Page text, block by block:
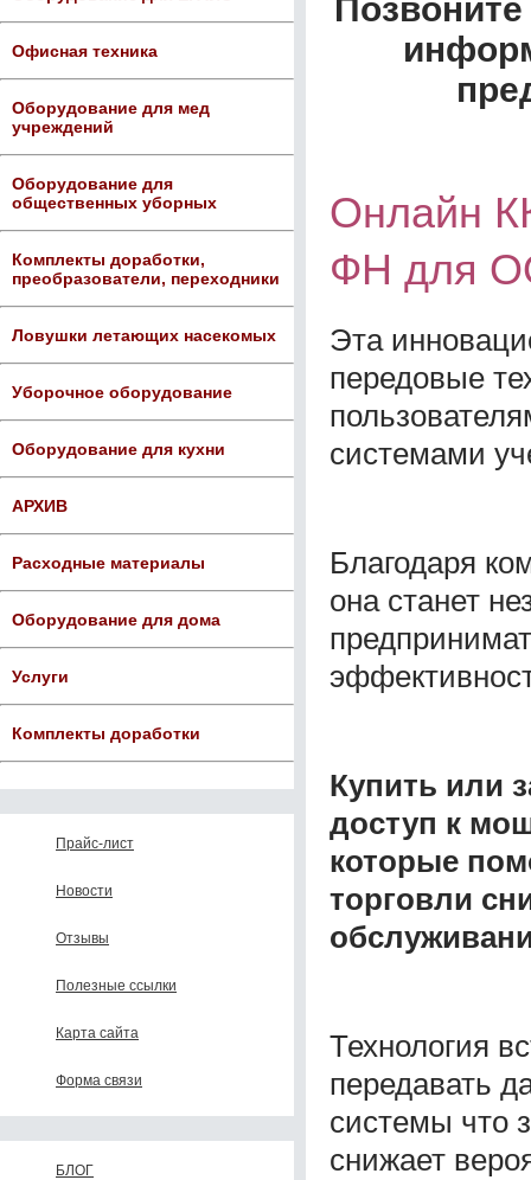
Офисная техника
Оборудование для мед
учреждений
Оборудование для
общественных уборных
Комплекты доработки,
преобразователи, переходники
Ловушки летающих насекомых
Уборочное оборудование
Оборудование для кухни
АРХИВ
Расходные материалы
Оборудование для дома
Услуги
Комплекты доработки
Прайс-лист
Новости
Отзывы
Полезные ссылки
Карта сайта
Форма связи
БЛОГ
Онлайн
ФН для
Эта
передовые
системами
Благодаря
она станет
Купить или
доступ к
которые
торговли
Технология
передавать
системы что
снижает